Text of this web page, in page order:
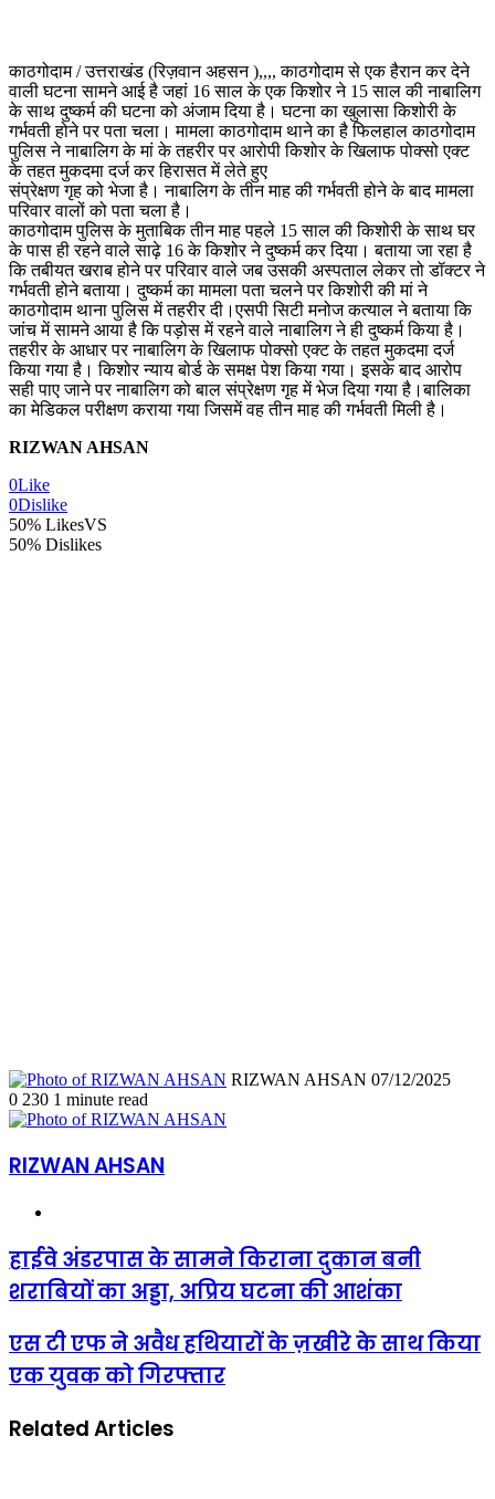
काठगोदाम / उत्तराखंड (रिज़वान अहसन ),,,, काठगोदाम से एक हैरान कर देने
वाली घटना सामने आई है जहां 16 साल के एक किशोर ने 15 साल की नाबालिग
के साथ दुष्कर्म की घटना को अंजाम दिया है। घटना का खुलासा किशोरी के
गर्भवती होने पर पता चला। मामला काठगोदाम थाने का है फिलहाल काठगोदाम
पुलिस ने नाबालिग के मां के तहरीर पर आरोपी किशोर के खिलाफ पोक्सो एक्ट
के तहत मुकदमा दर्ज कर हिरासत में लेते हुए
संप्रेक्षण गृह को भेजा है। नाबालिग के तीन माह की गर्भवती होने के बाद मामला
परिवार वालों को पता चला है।
काठगोदाम पुलिस के मुताबिक तीन माह पहले 15 साल की किशोरी के साथ घर
के पास ही रहने वाले साढ़े 16 के किशोर ने दुष्कर्म कर दिया। बताया जा रहा है
कि तबीयत खराब होने पर परिवार वाले जब उसकी अस्पताल लेकर तो डॉक्टर ने
गर्भवती होने बताया। दुष्कर्म का मामला पता चलने पर किशोरी की मां ने
काठगोदाम थाना पुलिस में तहरीर दी।एसपी सिटी मनोज कत्याल ने बताया कि
जांच में सामने आया है कि पड़ोस में रहने वाले नाबालिग ने ही दुष्कर्म किया है।
तहरीर के आधार पर नाबालिग के खिलाफ पोक्सो एक्ट के तहत मुकदमा दर्ज
किया गया है। किशोर न्याय बोर्ड के समक्ष पेश किया गया। इसके बाद आरोप
सही पाए जाने पर नाबालिग को बाल संप्रेक्षण गृह में भेज दिया गया है।बालिका
का मेडिकल परीक्षण कराया गया जिसमें वह तीन माह की गर्भवती मिली है।
RIZWAN AHSAN
0Like
0Dislike
50% LikesVS
50% Dislikes
RIZWAN AHSAN Send
07/12/2025
0 230 1 minute read
RIZWAN AHSAN
हाईवे
अंडरपास
के
किराना
दुकान
बनी
शराबियों
अड्डा,
हाईवे अंडरपास के सामने किराना दुकान बनी
शराबियों का अड्डा, अप्रिय घटना की आशंका
एस
टी
एफ
अवैध
हथियारों
एस टी एफ ने अवैध हथियारों के ज़खीरे के साथ किया
एक युवक को गिरफ्तार
Related Articles